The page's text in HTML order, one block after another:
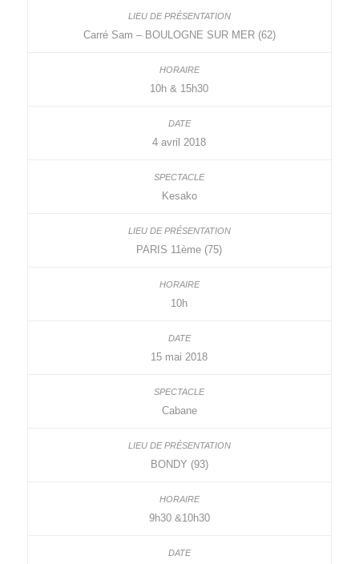
Carré Sam – BOULOGNE SUR MER (62)
10h & 15h30
4 avril 2018
Kesako
PARIS 11ème (75)
10h
15 mai 2018
Cabane
BONDY (93)
9h30 &10h30